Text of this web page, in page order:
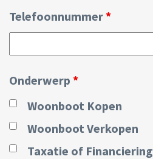
Telefoonnummer *
Onderwerp *
Woonboot Kopen
Woonboot Verkopen
Taxatie of Financiering